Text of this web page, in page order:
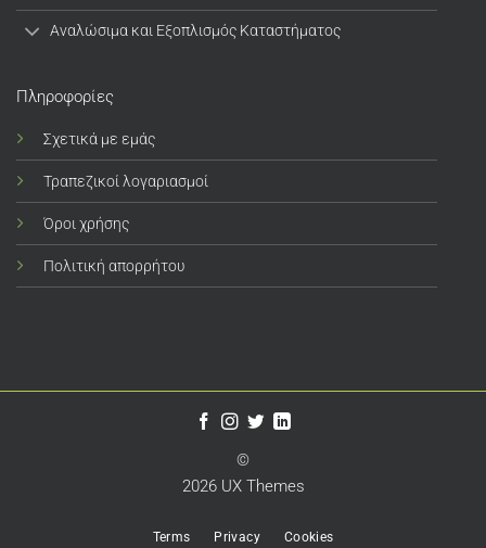
Αναλώσιμα και Εξοπλισμός Καταστήματος
Πληροφορίες
Σχετικά με εμάς
Τραπεζικοί λογαριασμοί
Όροι χρήσης
Πολιτική απορρήτου
©
2026 UX Themes
Terms Privacy Cookies